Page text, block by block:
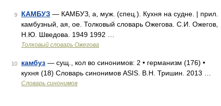
9 КАМБУЗ — КАМБУЗ, а, муж. (спец.). Кухня на судне. | прил.
камбузный, ая, ое. Толковый словарь Ожегова. С.И. Ожегов,
Н.Ю. Шведова. 1949 1992 …
Толковый словарь Ожегова
10 камбуз — сущ., кол во синонимов: 2 • германизм (176) •
кухня (18) Словарь синонимов ASIS. В.Н. Тришин. 2013 …
Словарь синонимов